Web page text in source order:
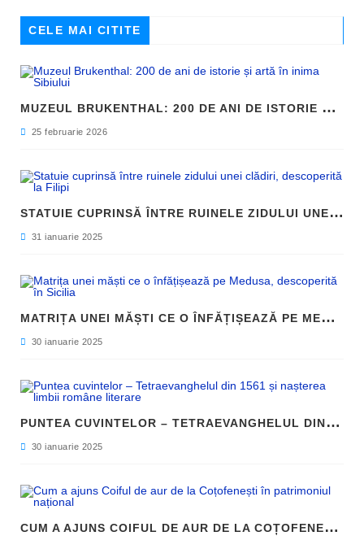
CELE MAI CITITE
M
UZEUL BRUKENTHAL: 200 DE ANI DE ISTORIE ȘI ARTĂ ÎN INIMA SIBIULUI
25 februarie 2026
S
TATUIE CUPRINSĂ ÎNTRE RUINELE ZIDULUI UNEI CLĂDIRI, DESCOPERITĂ LA FILIPI
31 ianuarie 2025
M
ATRIȚA UNEI MĂȘTI CE O ÎNFĂȚIȘEAZĂ PE MEDUSA, DESCOPERITĂ ÎN SICILIA
30 ianuarie 2025
P
UNTEA CUVINTELOR – TETRAEVANGHELUL DIN 1561 ȘI NAȘTEREA LIMBII ROMÂNE LITERARE
30 ianuarie 2025
C
UM A AJUNS COIFUL DE AUR DE LA COȚOFENEȘTI ÎN PATRIMONIUL NAȚIONAL